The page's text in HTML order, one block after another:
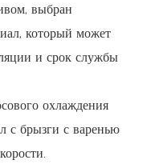
выбран
который может
и срок службы
охлаждения
с брызги с варенью